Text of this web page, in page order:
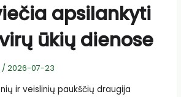
apsilankyti
ūkių dienose
/2026-07-23
ir veislinių paukščių draugija